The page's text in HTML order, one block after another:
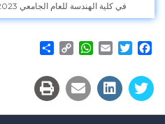
في كلية الهندسة للعام الجامعي 2023 – 2024
Facebook
Twitter
Email
WhatsApp
Copy